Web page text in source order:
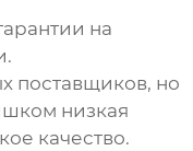
на
поставщиков, но
низкая
качество.